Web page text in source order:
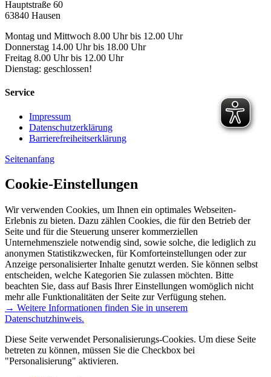
Hauptstraße 60
63840 Hausen
Montag und Mittwoch 8.00 Uhr bis 12.00 Uhr
Donnerstag 14.00 Uhr bis 18.00 Uhr
Freitag 8.00 Uhr bis 12.00 Uhr
Dienstag: geschlossen!
Service
Impressum
Datenschutzerklärung
Barrierefreiheitserklärung
Seitenanfang
Cookie-Einstellungen
Wir verwenden Cookies, um Ihnen ein optimales Webseiten-
Erlebnis zu bieten. Dazu zählen Cookies, die für den Betrieb der
Seite und für die Steuerung unserer kommerziellen
Unternehmensziele notwendig sind, sowie solche, die lediglich zu
anonymen Statistikzwecken, für Komforteinstellungen oder zur
Anzeige personalisierter Inhalte genutzt werden. Sie können selbst
entscheiden, welche Kategorien Sie zulassen möchten. Bitte
beachten Sie, dass auf Basis Ihrer Einstellungen womöglich nicht
mehr alle Funktionalitäten der Seite zur Verfügung stehen.
→ Weitere Informationen finden Sie in unserem
Datenschutzhinweis.
Diese Seite verwendet Personalisierungs-Cookies. Um diese Seite
betreten zu können, müssen Sie die Checkbox bei
"Personalisierung" aktivieren.